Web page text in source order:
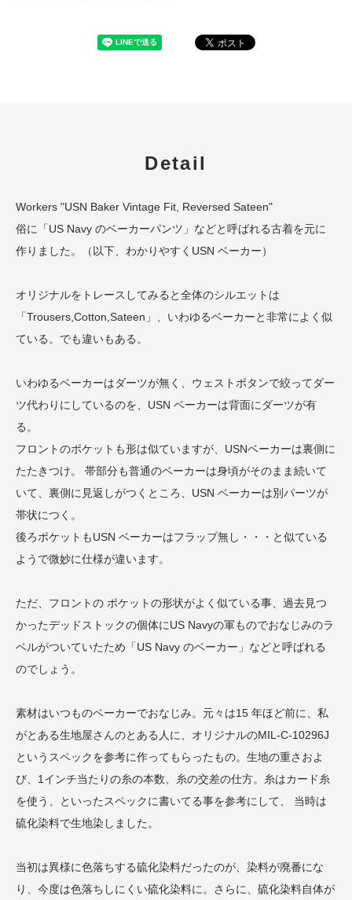
Detail
Workers "USN Baker Vintage Fit, Reversed Sateen"
俗に「US Navy のベーカーパンツ」などと呼ばれる古着を元に
作りました。（以下、わかりやすくUSN ベーカー）
オリジナルをトレースしてみると全体のシルエットは
「Trousers,Cotton,Sateen」、いわゆるベーカーと非常によく似
ている。でも違いもある。
いわゆるベーカーはダーツが無く、ウェストボタンで絞ってダー
ツ代わりにしているのを、USN ベーカーは背面にダーツが有
る。
フロントのポケットも形は似ていますが、USNベーカーは裏側に
たたきつけ。 帯部分も普通のベーカーは身頃がそのまま続いて
いて、裏側に見返しがつくところ、USN ベーカーは別パーツが
帯状につく。
後ろポケットもUSN ベーカーはフラップ無し・・・と似ている
ようで微妙に仕様が違います。
ただ、フロントの ポケットの形状がよく似ている事、過去見つ
かったデッドストックの個体にUS Navyの軍ものでおなじみのラ
ベルがついていたため「US Navy のベーカー」などと呼ばれる
のでしょう。
素材はいつものベーカーでおなじみ。元々は15 年ほど前に、私
がとある生地屋さんのとある人に、オリジナルのMIL-C-10296J
というスペックを参考に作ってもらったもの。生地の重さおよ
び、1インチ当たりの糸の本数、糸の交差の仕方。糸はカード糸
を使う、といったスペックに書いてる事を参考にして、 当時は
硫化染料で生地染しました。
当初は異様に色落ちする硫化染料だったのが、染料が廃番にな
り、今度は色落ちしにくい硫化染料に。さらに、硫化染料自体が